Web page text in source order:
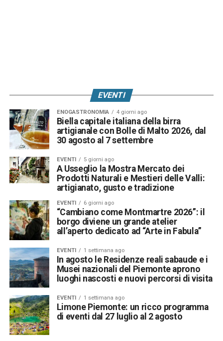
EVENTI
ENOGASTRONOMIA 4 giorni ago
Biella capitale italiana della birra
artigianale con Bolle di Malto 2026, dal
30 agosto al 7 settembre
EVENTI 5 giorni ago
A Usseglio la Mostra Mercato dei
Prodotti Naturali e Mestieri delle Valli:
artigianato, gusto e tradizione
EVENTI 6 giorni ago
“Cambiano come Montmartre 2026”: il
borgo diviene un grande atelier
all’aperto dedicato ad “Arte in Fabula”
EVENTI 1 settimana ago
In agosto le Residenze reali sabaude e i
Musei nazionali del Piemonte aprono
luoghi nascosti e nuovi percorsi di visita
EVENTI 1 settimana ago
Limone Piemonte: un ricco programma
di eventi dal 27 luglio al 2 agosto